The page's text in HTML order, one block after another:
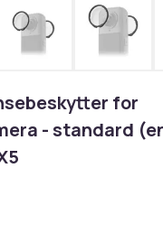
for
- standard